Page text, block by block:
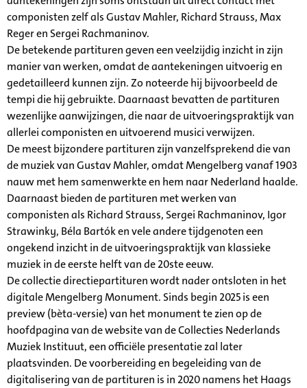
componisten zelf als Gustav Mahler, Richard Strauss, Max
Reger en Sergei Rachmaninov.
De betekende partituren geven een veelzijdig inzicht in zijn
manier van werken, omdat de aantekeningen uitvoerig en
gedetailleerd kunnen zijn. Zo noteerde hij bijvoorbeeld de
tempi die hij gebruikte. Daarnaast bevatten de partituren
wezenlijke aanwijzingen, die naar de uitvoeringspraktijk van
allerlei componisten en uitvoerend musici verwijzen.
De meest bijzondere partituren zijn vanzelfsprekend die van
de muziek van Gustav Mahler, omdat Mengelberg vanaf 1903
nauw met hem samenwerkte en hem naar Nederland haalde.
Daarnaast bieden de partituren met werken van
componisten als Richard Strauss, Sergei Rachmaninov, Igor
Strawinky, Béla Bartók en vele andere tijdgenoten een
ongekend inzicht in de uitvoeringspraktijk van klassieke
muziek in de eerste helft van de 20ste eeuw.
De collectie directiepartituren wordt nader ontsloten in het
digitale Mengelberg Monument. Sinds begin 2025 is een
preview (bèta-versie) van het monument te zien op de
hoofdpagina van de website van de Collecties Nederlands
Muziek Instituut, een officiële presentatie zal later
plaatsvinden. De voorbereiding en begeleiding van de
digitalisering van de partituren is in 2020 namens het Haags